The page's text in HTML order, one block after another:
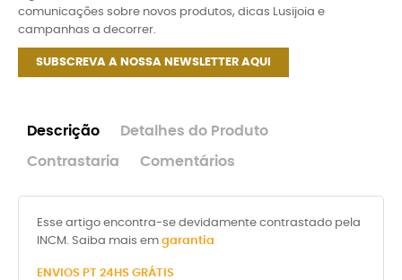
comunicações sobre novos produtos, dicas Lusijoia e
campanhas a decorrer.
SUBSCREVA A NOSSA NEWSLETTER AQUI
Descrição Detalhes do Produto
Contrastaria Comentários
Esse artigo encontra-se devidamente contrastado pela
INCM. Saiba mais em garantia
ENVIOS PT 24HS GRÁTIS